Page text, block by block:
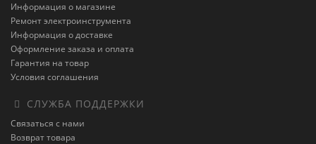
Информация о магазине
Ремонт электроинструмента
Информация о доставке
Оформление заказа и оплата
Гарантия на товар
Условия соглашения
СЛУЖБА ПОДДЕРЖКИ
Связаться с нами
Возврат товара